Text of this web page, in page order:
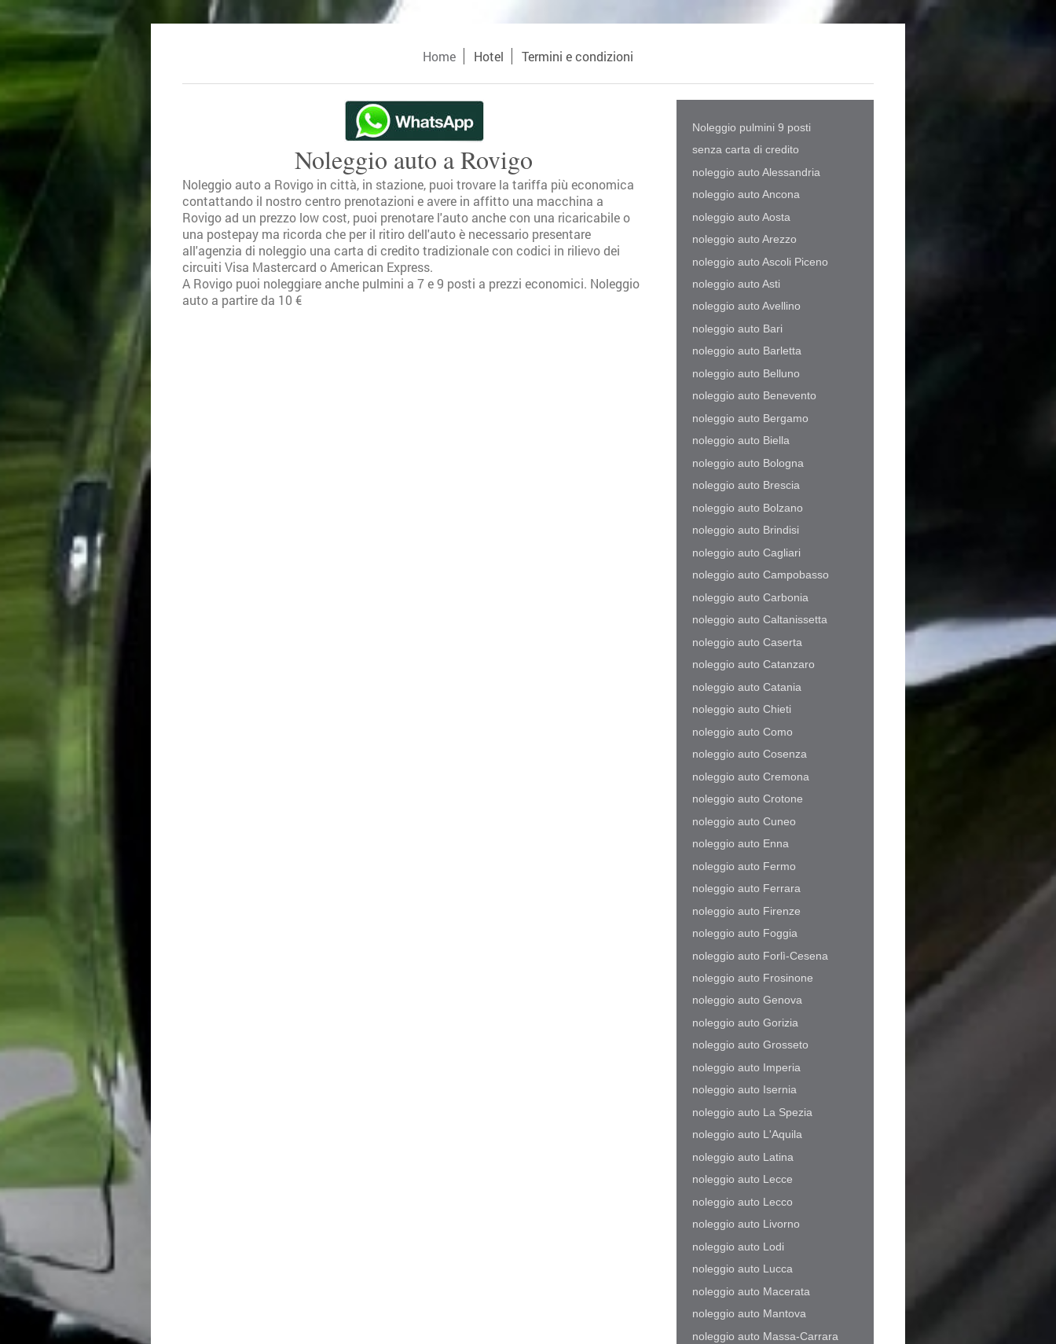
Home Hotel Termini e condizioni
Noleggio auto a Rovigo
Noleggio auto a Rovigo in città, in stazione, puoi trovare la tariffa più economica
contattando il nostro centro prenotazioni e avere in affitto una macchina a
Rovigo ad un prezzo low cost, puoi prenotare l'auto anche con una ricaricabile o
una postepay ma ricorda che per il ritiro dell'auto è necessario presentare
all'agenzia di noleggio una carta di credito tradizionale con codici in rilievo dei
circuiti Visa Mastercard o American Express.
A Rovigo puoi noleggiare anche pulmini a 7 e 9 posti a prezzi economici. Noleggio
auto a partire da 10 €
Noleggio pulmini 9 posti
senza carta di credito
noleggio auto Alessandria
noleggio auto Ancona
noleggio auto Aosta
noleggio auto Arezzo
noleggio auto Ascoli Piceno
noleggio auto Asti
noleggio auto Avellino
noleggio auto Bari
noleggio auto Barletta
noleggio auto Belluno
noleggio auto Benevento
noleggio auto Bergamo
noleggio auto Biella
noleggio auto Bologna
noleggio auto Brescia
noleggio auto Bolzano
noleggio auto Brindisi
noleggio auto Cagliari
noleggio auto Campobasso
noleggio auto Carbonia
noleggio auto Caltanissetta
noleggio auto Caserta
noleggio auto Catanzaro
noleggio auto Catania
noleggio auto Chieti
noleggio auto Como
noleggio auto Cosenza
noleggio auto Cremona
noleggio auto Crotone
noleggio auto Cuneo
noleggio auto Enna
noleggio auto Fermo
noleggio auto Ferrara
noleggio auto Firenze
noleggio auto Foggia
noleggio auto Forlì-Cesena
noleggio auto Frosinone
noleggio auto Genova
noleggio auto Gorizia
noleggio auto Grosseto
noleggio auto Imperia
noleggio auto Isernia
noleggio auto La Spezia
noleggio auto L'Aquila
noleggio auto Latina
noleggio auto Lecce
noleggio auto Lecco
noleggio auto Livorno
noleggio auto Lodi
noleggio auto Lucca
noleggio auto Macerata
noleggio auto Mantova
noleggio auto Massa-Carrara